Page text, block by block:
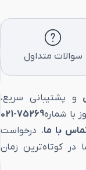
سوالات متداول
و پشتیبانی سریع،
با شماره75269-021
با ما، درخواست
در کوتاه‌ترین زمان